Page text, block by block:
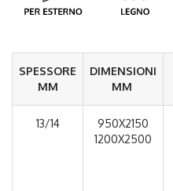
SPESSORE
MM
DIMENSIONI
MM
13/14
950X2150
1200X2500